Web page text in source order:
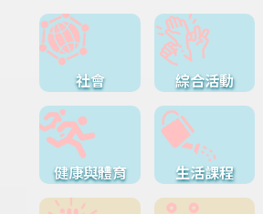
社會 綜合活動
健康與體育 生活課程